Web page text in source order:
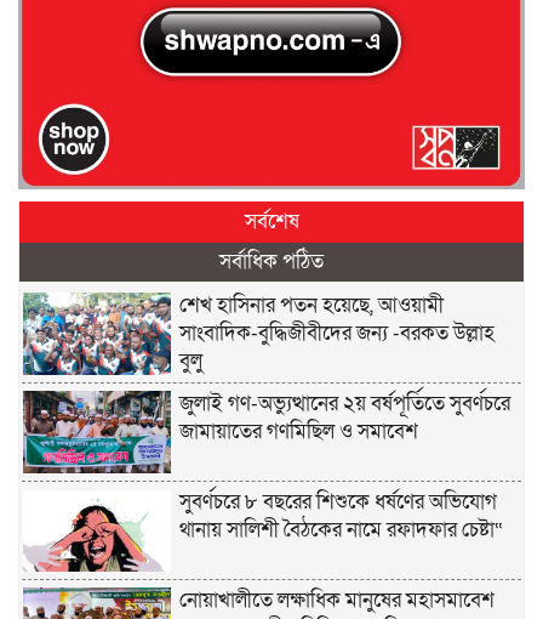
সর্বশেষ
সর্বাধিক পঠিত
শেখ হাসিনার পতন হয়েছে, আওয়ামী
সাংবাদিক-বুদ্ধিজীবীদের জন্য -বরকত উল্লাহ
বুলু
জুলাই গণ-অভ্যুত্থানের ২য় বর্ষপূর্তিতে সুবর্ণচরে
জামায়াতের গণমিছিল ও সমাবেশ
সুবর্ণচরে ৮ বছরের শিশুকে ধর্ষণের অভিযোগ
থানায় সালিশী বৈঠকের নামে রফাদফার চেষ্টা“
নোয়াখালীতে লক্ষাধিক মানুষের মহাসমাবেশ